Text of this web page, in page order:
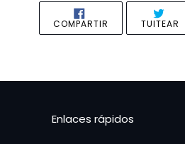
COMPARTIR COMPARTIR
TUITEAR
Enlaces rápidos